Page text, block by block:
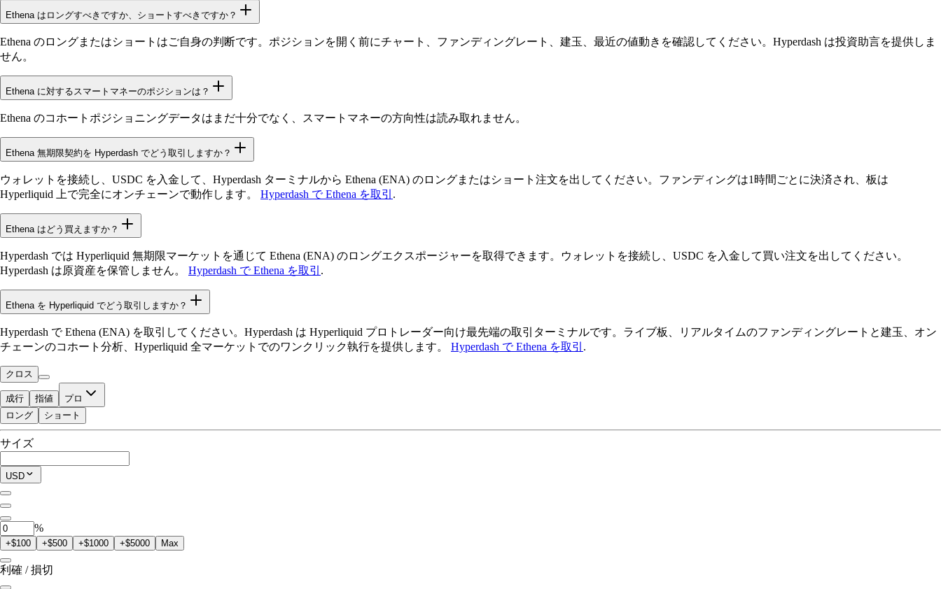
Ethena はロングすべきですか、ショートすべきですか？
Ethena のロングまたはショートはご自身の判断です。ポジションを開く前にチャート、ファンディングレート、建玉、最近の値動きを確認してください。Hyperdash は投資助言を提供しま
せん。
Ethena に対するスマートマネーのポジションは？
Ethena のコホートポジショニングデータはまだ十分でなく、スマートマネーの方向性は読み取れません。
Ethena 無期限契約を Hyperdash でどう取引しますか？
ウォレットを接続し、USDC を入金して、Hyperdash ターミナルから Ethena (ENA) のロングまたはショート注文を出してください。ファンディングは1時間ごとに決済され、板は
Hyperliquid 上で完全にオンチェーンで動作します。
Hyperdash で Ethena を取引 .
Ethena はどう買えますか？
Hyperdash では Hyperliquid 無期限マーケットを通じて Ethena (ENA) のロングエクスポージャーを取得できます。ウォレットを接続し、USDC を入金して買い注文を出してください。
Hyperdash は原資産を保管しません。
Hyperdash で Ethena を取引 .
Ethena を Hyperliquid でどう取引しますか？
Hyperdash で Ethena (ENA) を取引してください。Hyperdash は Hyperliquid プロトレーダー向け最先端の取引ターミナルです。ライブ板、リアルタイムのファンディングレートと建玉、オン
チェーンのコホート分析、Hyperliquid 全マーケットでのワンクリック執行を提供します。
Hyperdash で Ethena を取引 .
クロス
成行 指値 プロ
取引可能残高
$0.00
現在のポジション
ロング ショート
サイズ
USD
%
+$100 +$500 +$1000 +$5000 Max
利確 / 損切